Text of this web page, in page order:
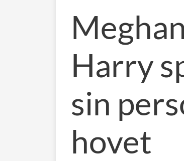
Harry
sin
hovet